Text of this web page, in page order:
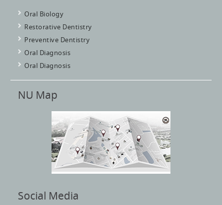
Oral Biology
Restorative Dentistry
Preventive Dentistry
Oral Diagnosis
Oral Diagnosis
NU Map
Social Media